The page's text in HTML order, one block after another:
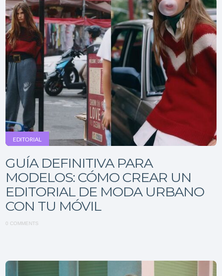
EDITORIAL
GUÍA DEFINITIVA PARA
MODELOS: CÓMO CREAR UN
EDITORIAL DE MODA URBANO
CON TU MÓVIL
0 COMMENTS